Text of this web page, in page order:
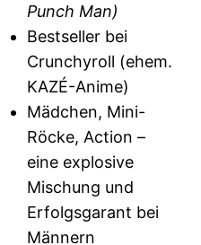
Punch Man)
Bestseller bei
Crunchyroll (ehem.
KAZÉ-Anime)
Mädchen, Mini-
Röcke, Action –
eine explosive
Mischung und
Erfolgsgarant bei
Männern